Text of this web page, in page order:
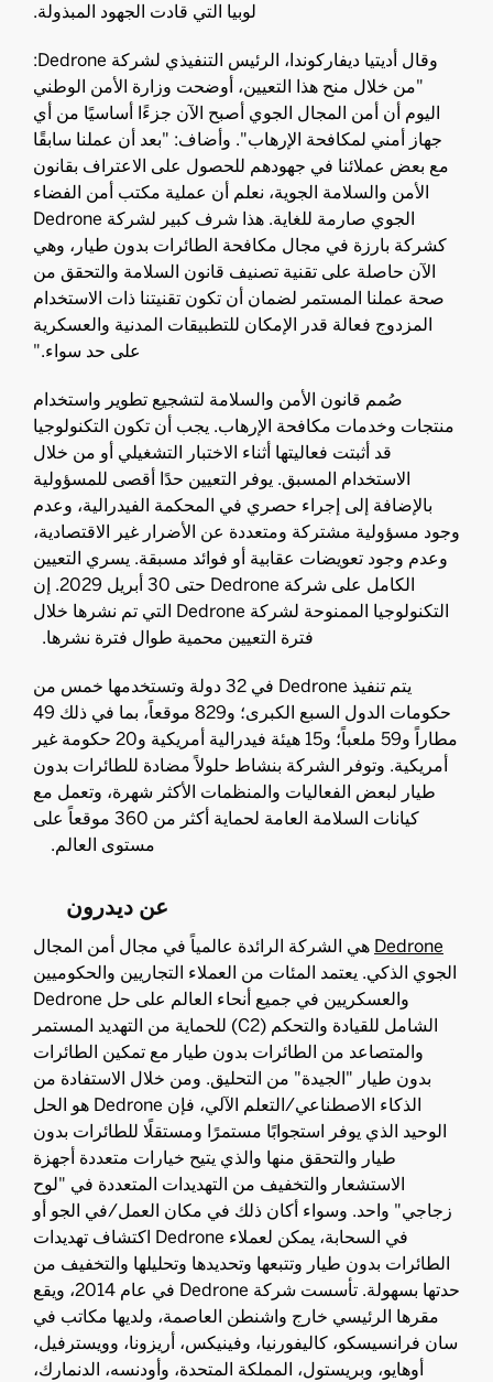
لوبيا التي قادت الجهود المبذولة.
وقال أديتيا ديفاركوندا، الرئيس التنفيذي لشركة Dedrone:
"من خلال منح هذا التعيين، أوضحت وزارة الأمن الوطني
اليوم أن أمن المجال الجوي أصبح الآن جزءًا أساسيًا من أي
جهاز أمني لمكافحة الإرهاب". وأضاف: "بعد أن عملنا سابقًا
مع بعض عملائنا في جهودهم للحصول على الاعتراف بقانون
الأمن والسلامة الجوية، نعلم أن عملية مكتب أمن الفضاء
الجوي صارمة للغاية. هذا شرف كبير لشركة Dedrone
كشركة بارزة في مجال مكافحة الطائرات بدون طيار، وهي
الآن حاصلة على تقنية تصنيف قانون السلامة والتحقق من
صحة عملنا المستمر لضمان أن تكون تقنيتنا ذات الاستخدام
المزدوج فعالة قدر الإمكان للتطبيقات المدنية والعسكرية
على حد سواء."
صُمم قانون الأمن والسلامة لتشجيع تطوير واستخدام
منتجات وخدمات مكافحة الإرهاب. يجب أن تكون التكنولوجيا
قد أثبتت فعاليتها أثناء الاختبار التشغيلي أو من خلال
الاستخدام المسبق. يوفر التعيين حدًا أقصى للمسؤولية
بالإضافة إلى إجراء حصري في المحكمة الفيدرالية، وعدم
وجود مسؤولية مشتركة ومتعددة عن الأضرار غير الاقتصادية،
وعدم وجود تعويضات عقابية أو فوائد مسبقة. يسري التعيين
الكامل على شركة Dedrone حتى 30 أبريل 2029. إن
التكنولوجيا الممنوحة لشركة Dedrone التي تم نشرها خلال
فترة التعيين محمية طوال فترة نشرها.
يتم تنفيذ Dedrone في 32 دولة وتستخدمها خمس من
حكومات الدول السبع الكبرى؛ و829 موقعاً، بما في ذلك 49
مطاراً و59 ملعباً؛ و15 هيئة فيدرالية أمريكية و20 حكومة غير
أمريكية. وتوفر الشركة بنشاط حلولاً مضادة للطائرات بدون
طيار لبعض الفعاليات والمنظمات الأكثر شهرة، وتعمل مع
كيانات السلامة العامة لحماية أكثر من 360 موقعاً على
مستوى العالم.
عن ديدرون
Dedrone هي الشركة الرائدة عالمياً في مجال أمن المجال
الجوي الذكي. يعتمد المئات من العملاء التجاريين والحكوميين
والعسكريين في جميع أنحاء العالم على حل Dedrone
الشامل للقيادة والتحكم (C2) للحماية من التهديد المستمر
والمتصاعد من الطائرات بدون طيار مع تمكين الطائرات
بدون طيار "الجيدة" من التحليق. ومن خلال الاستفادة من
الذكاء الاصطناعي/التعلم الآلي، فإن Dedrone هو الحل
الوحيد الذي يوفر استجوابًا مستمرًا ومستقلًا للطائرات بدون
طيار والتحقق منها والذي يتيح خيارات متعددة أجهزة
الاستشعار والتخفيف من التهديدات المتعددة في "لوح
زجاجي" واحد. وسواء أكان ذلك في مكان العمل/في الجو أو
في السحابة، يمكن لعملاء Dedrone اكتشاف تهديدات
الطائرات بدون طيار وتتبعها وتحديدها وتحليلها والتخفيف من
حدتها بسهولة. تأسست شركة Dedrone في عام 2014، ويقع
مقرها الرئيسي خارج واشنطن العاصمة، ولديها مكاتب في
سان فرانسيسكو، كاليفورنيا، وفينيكس، أريزونا، وويسترفيل،
أوهايو، وبريستول، المملكة المتحدة، وأودنسه، الدنمارك،